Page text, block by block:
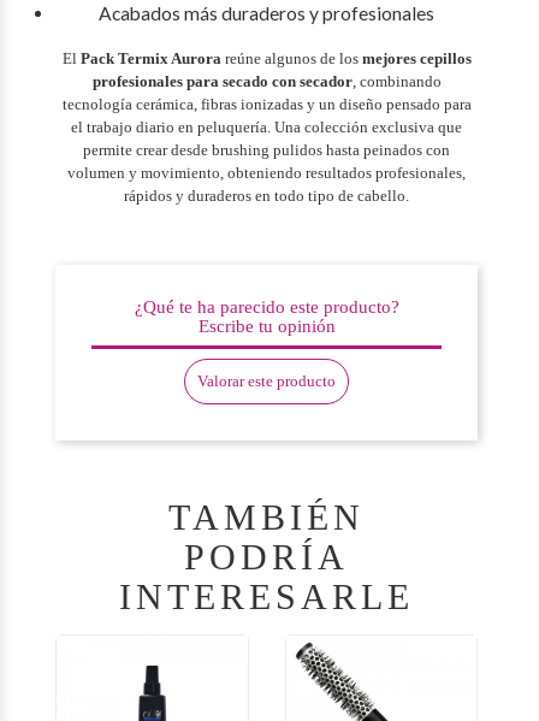
Acabados más duraderos y profesionales
El Pack Termix Aurora reúne algunos de los mejores cepillos
profesionales para secado con secador, combinando
tecnología cerámica, fibras ionizadas y un diseño pensado para
el trabajo diario en peluquería. Una colección exclusiva que
permite crear desde brushing pulidos hasta peinados con
volumen y movimiento, obteniendo resultados profesionales,
rápidos y duraderos en todo tipo de cabello.
¿Qué te ha parecido este producto?
Escribe tu opinión
Valorar este producto
TAMBIÉN
PODRÍA
INTERESARLE